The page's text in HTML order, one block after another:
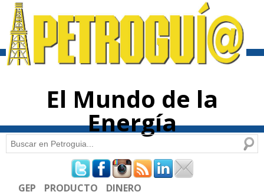
contenido
El Mundo de la
Energía
Formulario de búsqueda
Buscar
GEP PRODUCTO DINERO